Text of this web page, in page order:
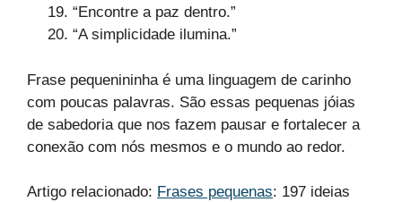
“Encontre a paz dentro.”
“A simplicidade ilumina.”
Frase pequenininha é uma linguagem de carinho
com poucas palavras. São essas pequenas jóias
de sabedoria que nos fazem pausar e fortalecer a
conexão com nós mesmos e o mundo ao redor.
Artigo relacionado: Frases pequenas: 197 ideias